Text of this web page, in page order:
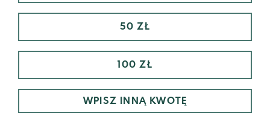
50 ZŁ
100 ZŁ